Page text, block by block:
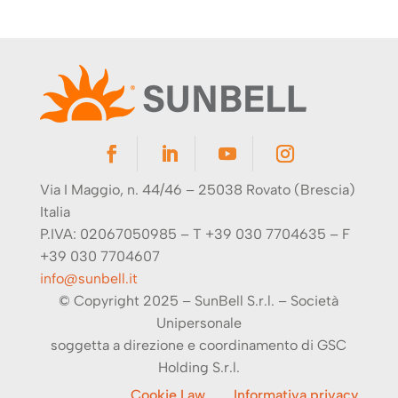
Via I Maggio, n. 44/46 – 25038 Rovato (Brescia)
Italia
P.IVA: 02067050985 – T +39 030 7704635 – F
+39 030 7704607
info@sunbell.it
© Copyright 2025 – SunBell S.r.l. – Società
Unipersonale
soggetta a direzione e coordinamento di GSC
Holding S.r.l.
informativa privacy
Cookie Law